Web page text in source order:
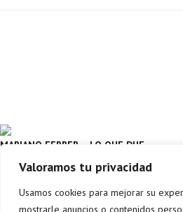
Valoramos tu privacidad
Usamos cookies para mejorar su
mostrarle anuncios o contenidos
MARIANO FERRER – LO QUE DIJE
MARIANO FERRER RUIZ
Aterpea